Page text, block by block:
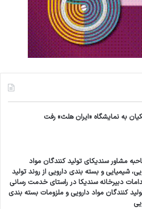
به نمایشگاه «ایران هلث» رفت
مشاور سندیکای تولید کنندگان مواد
شیمیایی و بسته بندی دارویی از روند تولید
دبیرخانه سندیکا در راستای خدمت رسانی
کنندگان مواد دارویی و ملزومات بسته بندی